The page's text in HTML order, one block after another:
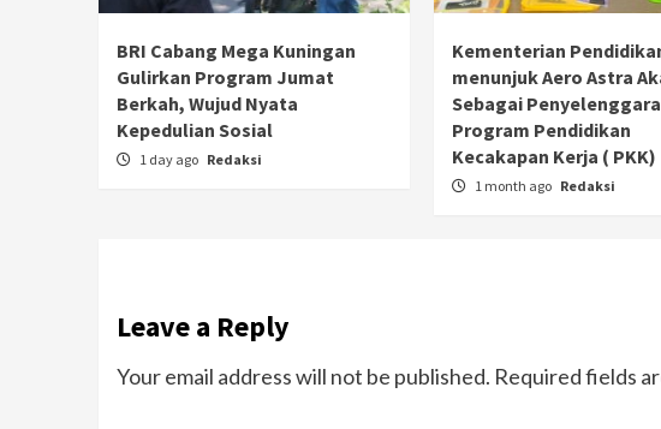
BRI Cabang Mega Kuningan
Gulirkan Program Jumat
Berkah, Wujud Nyata
Kepedulian Sosial
1 day ago Redaksi
Kementerian
menunjuk Aero Astra
Sebagai Penyelenggara
Program Pendidikan
Kecakapan Kerja ( PKK)
1 month ago Redaksi
Leave a Reply
Your email address will not be published. Required fields